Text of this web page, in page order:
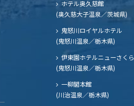
ホテル奥久慈館
(奥久慈大子温泉／茨城県)
鬼怒川ロイヤルホテル
(鬼怒川温泉／栃木県)
伊東園ホテルニューさくら
(鬼怒川温泉／栃木県)
一柳閣本館
(川治温泉／栃木県)